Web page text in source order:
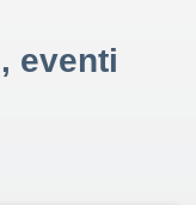
eventi